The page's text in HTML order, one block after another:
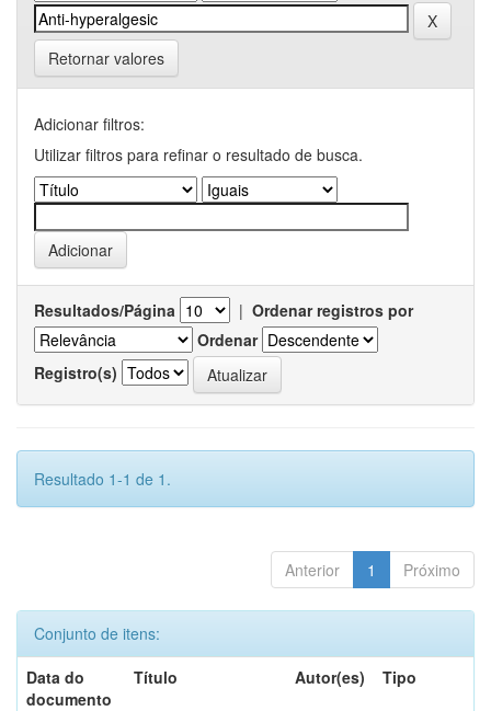
Retornar valores
Adicionar filtros:
Utilizar filtros para refinar o resultado de busca.
Resultados/Página | Ordenar registros por
Ordenar
Registro(s)
Resultado 1-1 de 1.
Anterior 1 Próximo
Conjunto de itens:
Data do
documento
Título Autor(es) Tipo